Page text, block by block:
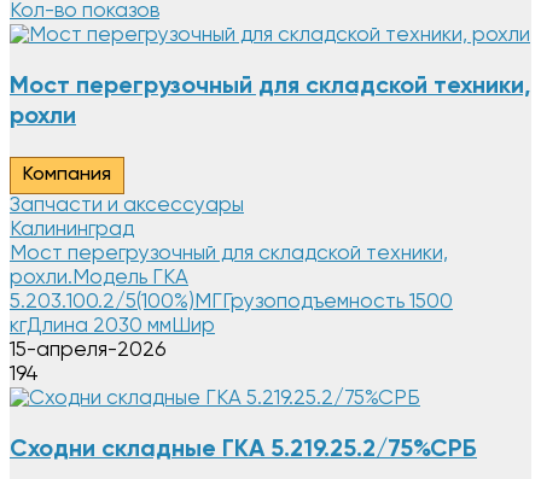
Кол-во показов
Мост перегрузочный для складской техники,
рохли
Компания
Запчасти и аксессуары
Калининград
Мост перегрузочный для складской техники,
рохли.Модель ГКА
5.203.100.2/5(100%)МГГрузоподъемность 1500
кгДлина 2030 ммШир
15-апреля-2026
194
Сходни складные ГКА 5.219.25.2/75%СРБ